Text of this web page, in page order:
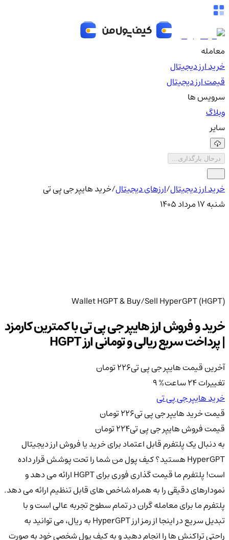
معامله
خرید ارز دیجیتال
قیمت ارز دیجیتال
سرویس ها
وبلاگ
سایر
درحال بارگذاری...
خرید ارز دیجیتال/ارزهای دیجیتال/خرید هایپر جی پی تی
شنبه ۱۷ مرداد ۱۴۰۵
Wallet HGPT & Buy/Sell HyperGPT (HGPT)
خرید و فروش ارز هایپر جی پی تی با کمترین کارمزد
| پرداخت سریع ریالی و تومانی ارز HGPT
آخرین قیمت هایپر جی پی تی226تومان
تغییرات 24 ساعت
9%
خرید هایپر جی پی تی
قیمت خرید هایپر جی پی تی226تومان
قیمت فروش هایپر جی پی تی224تومان
به دنبال یک پلتفرم قابل اعتماد برای خرید یا فروش ارز دیجیتال
HyperGPT هستید؟ کیف پول من شما را تحت پوشش قرار داده
است! پلتفرم ما قیمت گذاری فوری برای HGPT ارائه می دهد و
نمودارهای دقیقی را به همراه شاخص های قابل تنظیم ارائه می دهد.
پلتفرم ما برای معامله گران در تمام سطوح تجربه عالی است و با
تبدیل سریع در اینجا از رمز ارز HyperGPT به ریال، می توانید به
راحتی تراکنش ها را انجام دهید و به کیف پول شخصی خود به صورت